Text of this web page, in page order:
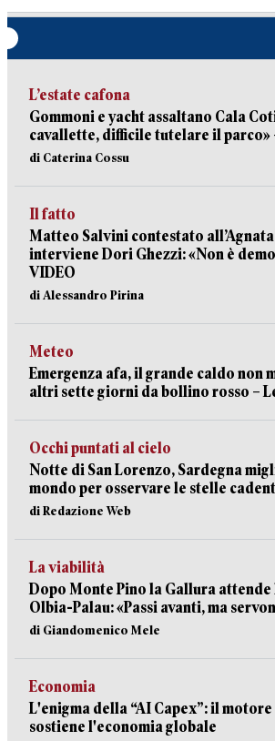
L’estate cafona
Gommoni e yacht assaltano Cala
cavallette, difficile tutelare il parco»
di Caterina Cossu
Il fatto
Matteo Salvini contestato
interviene Dori Ghezzi: «Non è
VIDEO
di Alessandro Pirina
Meteo
Emergenza afa, il grande caldo non
altri sette giorni da bollino rosso –
Occhi puntati al cielo
Notte di San Lorenzo, Sardegna
mondo per osservare le stelle
di Redazione Web
La viabilità
Dopo Monte Pino la Gallura attende
Olbia-Palau: «Passi avanti, ma
di Giandomenico Mele
Economia
L'enigma della “AI Capex”: il
sostiene l'economia globale